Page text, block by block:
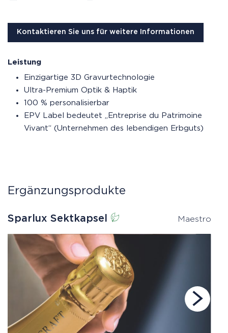
Kontaktieren Sie uns für weitere Informationen
Leistung
Einzigartige 3D Gravurtechnologie
Ultra-Premium Optik & Haptik
100 % personalisierbar
EPV Label bedeutet „Entreprise du Patrimoine
Vivant“ (Unternehmen des lebendigen Erbguts)
Ergänzungsprodukte
Sparlux Sektkapsel Maestro